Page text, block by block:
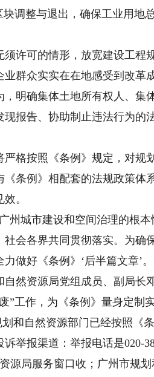
调整与退出，确保工业用地总
许可的情形，放宽建设工程
群众实实在在地感受到改革成
明确集体土地所有权人、集
报告、协助制止违法行为的
格按照《条例》规定，对规
条例》相配套的法规政策体
。
城市建设和空间治理的根本
会各界共同贯彻落实。为确
做好《条例》‘后半篇文章’。
然资源局党组成员、副局长
”工作，为《条例》量身定制
和自然资源部门已经按照《
举报渠道：举报电话是020-
源局服务窗口收；广州市规